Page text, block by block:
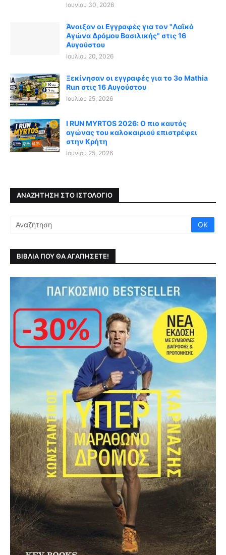
Ιουνίου 30, 2026
Άνοιξαν οι Εγγραφές για τον "Λαϊκό
Αγώνα Δρόμου Βασιλικής" στις 16
Αυγούστου
Ιουλίου 20, 2026
Ξεκίνησαν οι εγγραφές για το 3ο Mathia
Run στις 16 Αυγούστου
Ιουλίου 25, 2026
I RUN MYRTOS 2026: Ο πιο καυτός
αγώνας του καλοκαιριού επιστρέφει
στην Κρήτη
Ιουνίου 25, 2026
ΑΝΑΖΉΤΗΣΗ ΣΤΟ ΙΣΤΟΛΌΓΙΟ
ΒΙΒΛΙΑ ΠΟΥ ΘΑ ΑΓΑΠΗΣΕΤΕ!